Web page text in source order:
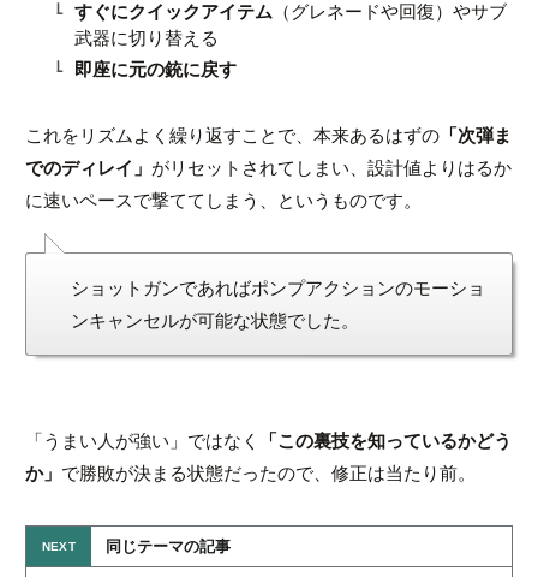
すぐにクイックアイテム （グレネードや回復）やサブ
武器に切り替える
即座に元の銃に戻す
これをリズムよく繰り返すことで、本来あるはずの「次弾ま
でのディレイ」 がリセットされてしまい、設計値よりはるか
に速いペースで撃ててしまう、というものです。
ショットガンであればポンプアクションのモーショ
ンキャンセルが可能な状態でした。
「うまい人が強い」ではなく
「この裏技を知っているかどう
か」 で勝敗が決まる状態だったので、修正は当たり前。
同じテーマの記事